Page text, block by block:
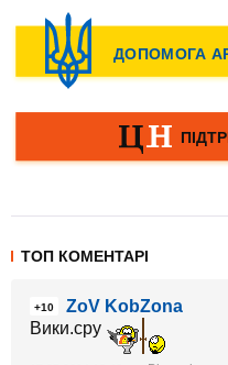
ТОП КОМЕНТАРІ
+10
ZoV KobZona
Вики.сру